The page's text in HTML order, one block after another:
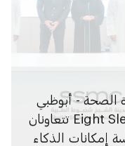
الصحة - أبوظبي
وEight Sleep تتعاونان
إمكانات الذكاء